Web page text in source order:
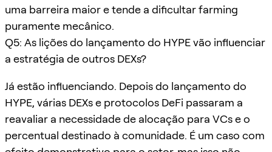
uma barreira maior e tende a dificultar farming
puramente mecânico.
Q5: As lições do lançamento do HYPE vão influenciar
a estratégia de outros DEXs?
Já estão influenciando. Depois do lançamento do
HYPE, várias DEXs e protocolos DeFi passaram a
reavaliar a necessidade de alocação para VCs e o
percentual destinado à comunidade. É um caso com